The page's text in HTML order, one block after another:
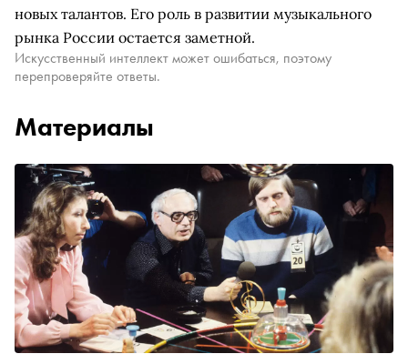
новых талантов. Его роль в развитии музыкального
рынка России остается заметной.
Искусственный интеллект может ошибаться, поэтому
перепроверяйте ответы.
Материалы